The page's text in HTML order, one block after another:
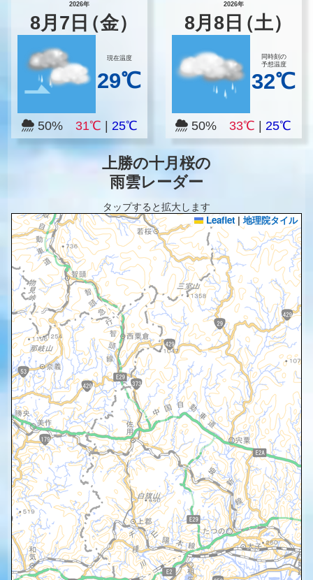
2026年
8月 7 日（金）
現在温度
29℃
50% 31℃ 25℃
2026年
8月8 日（土）
同時刻の
予想温度
32℃
50% 33℃ |25℃
上勝の十月桜の
雨雲レーダー
タップすると拡大します
Leaflet | 地理院タイル